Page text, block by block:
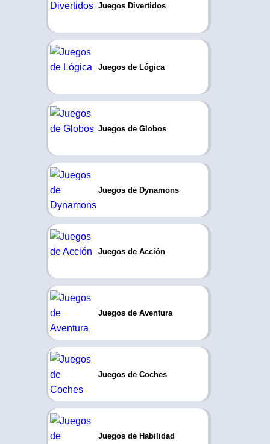
Juegos Divertidos
Juegos de Lógica
Juegos de Globos
Juegos de Dynamons
Juegos de Acción
Juegos de Aventura
Juegos de Coches
Juegos de Habilidad